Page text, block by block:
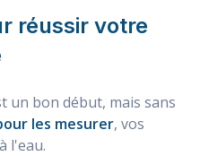
réussir votre
un bon début, mais sans
les mesurer, vos
l'eau.